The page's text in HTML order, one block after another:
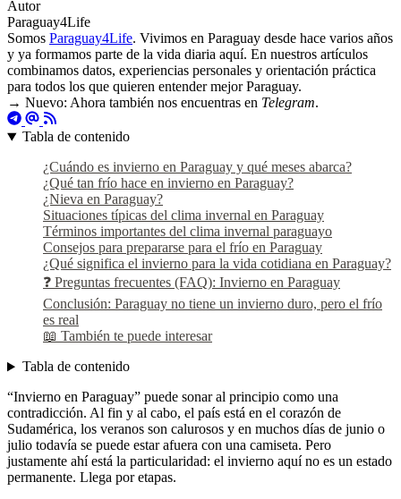
Autor
Paraguay4Life
Somos Paraguay4Life. Vivimos en Paraguay desde hace varios años
y ya formamos parte de la vida diaria aquí. En nuestros artículos
combinamos datos, experiencias personales y orientación práctica
para todos los que quieren entender mejor Paraguay.
→ Nuevo: Ahora también nos encuentras en Telegram.
Tabla de contenido
¿Cuándo es invierno en Paraguay y qué meses abarca?
¿Qué tan frío hace en invierno en Paraguay?
¿Nieva en Paraguay?
Situaciones típicas del clima invernal en Paraguay
Términos importantes del clima invernal paraguayo
Consejos para prepararse para el frío en Paraguay
¿Qué significa el invierno para la vida cotidiana en Paraguay?
❓ Preguntas frecuentes (FAQ): Invierno en Paraguay
Conclusión: Paraguay no tiene un invierno duro, pero el frío
es real
📖 También te puede interesar
Tabla de contenido
“Invierno en Paraguay” puede sonar al principio como una
contradicción. Al fin y al cabo, el país está en el corazón de
Sudamérica, los veranos son calurosos y en muchos días de junio o
julio todavía se puede estar afuera con una camiseta. Pero
justamente ahí está la particularidad: el invierno aquí no es un estado
permanente. Llega por etapas.